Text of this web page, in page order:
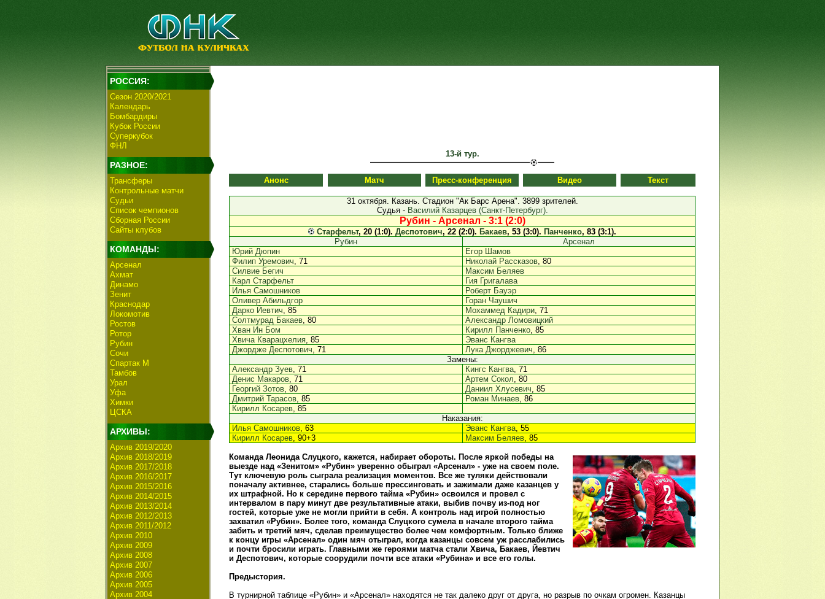
РОССИЯ:
Сезон 2020/2021
Календарь
Бомбардиры
Кубок России
Суперкубок
ФНЛ
РАЗНОЕ:
Трансферы
Контрольные матчи
Судьи
Список чемпионов
Сборная России
Сайты клубов
КОМАНДЫ:
Арсенал
Ахмат
Динамо
Зенит
Краснодар
Локомотив
Ростов
Ротор
Рубин
Сочи
Спартак М
Тамбов
Урал
Уфа
Химки
ЦСКА
АРХИВЫ:
Архив 2019/2020
Архив 2018/2019
Архив 2017/2018
Архив 2016/2017
Архив 2015/2016
Архив 2014/2015
Архив 2013/2014
Архив 2012/2013
Архив 2011/2012
Архив 2010
Архив 2009
Архив 2008
Архив 2007
Архив 2006
Архив 2005
Архив 2004
13-й тур.
Анонс Матч Пресс-конференция Видео Текст
31 октября. Казань. Стадион "Ак Барс Арена". 3899 зрителей.
Судья - Василий Казарцев (Санкт-Петербург).
Рубин - Арсенал - 3:1 (2:0)
Старфельт, 20 (1:0). Деспотович, 22 (2:0). Бакаев, 53 (3:0). Панченко, 83 (3:1).
Рубин
Арсенал
Юрий Дюпин
Егор Шамов
Филип Уремович, 71 Николай Рассказов, 80
Силвие Бегич
Максим Беляев
Карл Старфельт
Гия Григалава
Илья Самошников
Роберт Бауэр
Оливер Абильдгор
Горан Чаушич
Дарко Йевтич, 85 Мохаммед Кадири, 71
Солтмурад Бакаев, 80
Александр Ломовицкий
Хван Ин Бом
Кирилл Панченко, 85
Хвича Кварацхелия, 85
Эванс Кангва
Джордже Деспотович, 71 Лука Джорджевич, 86
Замены:
Александр Зуев, 71 Кингс Кангва, 71
Денис Макаров, 71 Артем Сокол, 80
Георгий Зотов, 80 Даниил Хлусевич, 85
Дмитрий Тарасов, 85 Роман Минаев, 86
Кирилл Косарев, 85
Наказания:
Илья Самошников, 63 Эванс Кангва, 55
Кирилл Косарев, 90+3 Максим Беляев, 85
Команда Леонида Слуцкого, кажется, набирает обороты. После яркой победы на
выезде над «Зенитом» «Рубин» уверенно обыграл «Арсенал» - уже на своем поле.
Тут ключевую роль сыграла реализация моментов. Все же туляки действовали
поначалу активнее, старались больше прессинговать и зажимали даже казанцев у
их штрафной. Но к середине первого тайма «Рубин» освоился и провел с
интервалом в пару минут две результативные атаки, выбив почву из-под ног
гостей, которые уже не могли прийти в себя. А контроль над игрой полностью
захватил «Рубин». Более того, команда Слуцкого сумела в начале второго тайма
забить и третий мяч, сделав преимущество более чем комфортным. Только ближе
к концу игры «Арсенал» один мяч отыграл, когда казанцы совсем уж расслабились
и почти бросили играть. Главными же героями матча стали Хвича, Бакаев, Йевтич
и Деспотович, которые соорудили почти все атаки «Рубина» и все его голы.
Предыстория.
В турнирной таблице «Рубин» и «Арсенал» находятся не так далеко друг от друга, но разрыв по очкам огромен. Казанцы